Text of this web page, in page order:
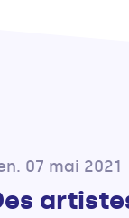
07 mai 2021